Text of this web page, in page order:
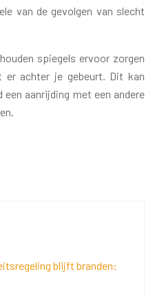
van de gevolgen van slecht
spiegels ervoor zorgen
achter je gebeurt. Dit kan
aanrijding met een andere
blijft branden: